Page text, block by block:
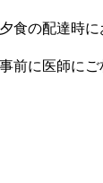
食の配達時に
前に医師にご